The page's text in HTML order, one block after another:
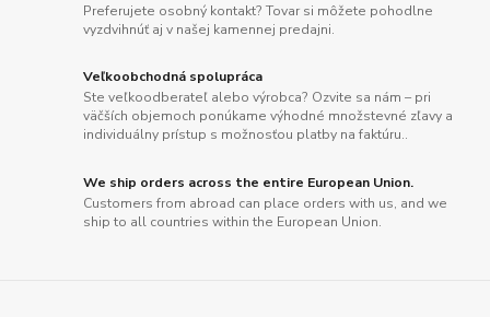
Preferujete osobný kontakt? Tovar si môžete pohodlne
vyzdvihnúť aj v našej kamennej predajni.
Veľkoobchodná spolupráca
Ste veľkoodberateľ alebo výrobca? Ozvite sa nám – pri
väčších objemoch ponúkame výhodné množstevné zľavy a
individuálny prístup s možnosťou platby na faktúru..
We ship orders across the entire European Union.
Customers from abroad can place orders with us, and we
ship to all countries within the European Union.